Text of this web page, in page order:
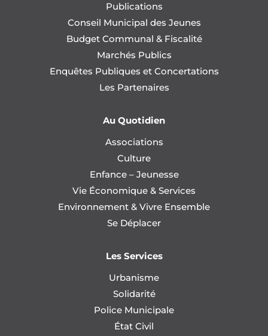
Publications
Conseil Municipal des Jeunes
Budget Communal & Fiscalité
Marchés Publics
Enquêtes Publiques et Concertations
Les Partenaires
Au Quotidien
Associations
Culture
Enfance – Jeunesse
Vie Économique & Services
Environnement & Vivre Ensemble
Se Déplacer
Les Services
Urbanisme
Solidarité
Police Municipale
État Civil